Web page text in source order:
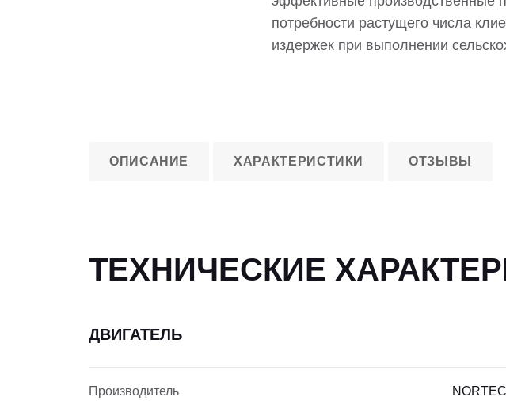
потребности растущего числа
издержек при выполнении
ОПИСАНИЕ ХАРАКТЕРИСТИКИ ОТЗЫВЫ
ТЕХНИЧЕСКИЕ
ДВИГАТЕЛЬ
Производитель NORTEC